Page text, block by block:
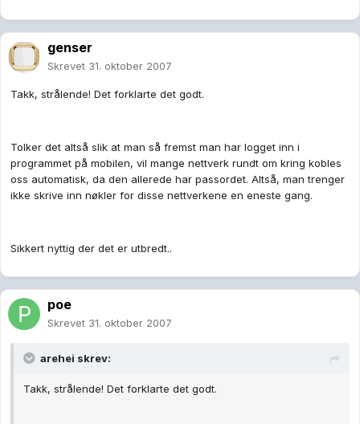
genser
Skrevet 31. oktober 2007
Takk, strålende! Det forklarte det godt.
Tolker det altså slik at man så fremst man har logget inn i
programmet på mobilen, vil mange nettverk rundt om kring kobles
oss automatisk, da den allerede har passordet. Altså, man trenger
ikke skrive inn nøkler for disse nettverkene en eneste gang.
Sikkert nyttig der det er utbredt..
poe
Skrevet 31. oktober 2007
arehei skrev:
Takk, strålende! Det forklarte det godt.